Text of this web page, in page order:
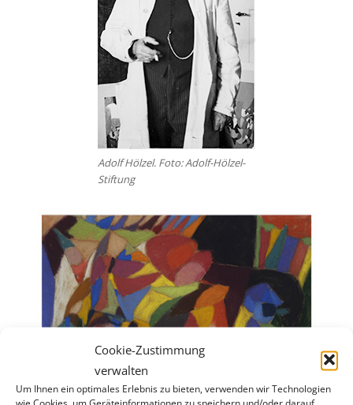
Cookie-Zustimmung
verwalten
Um Ihnen ein optimales Erlebnis zu bieten, verwenden wir Technologien
wie Cookies, um Geräteinformationen zu speichern und/oder darauf
Adolf Hölzel. Foto: Adolf-Hölzel-
Stiftung